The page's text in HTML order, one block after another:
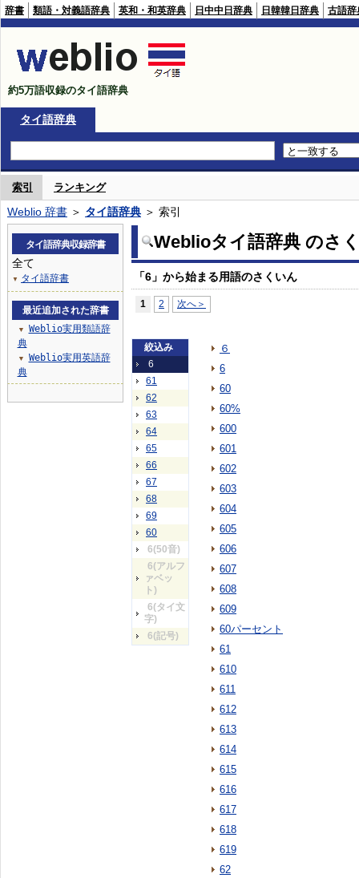
辞書 類語・対義語辞典 英和・和英辞典 日中中日辞典 日韓韓日辞典 古語辞
約5万語収録のタイ語辞典
タイ語辞典
索引 ランキング
Weblio 辞書 ＞ タイ語辞典 ＞ 索引
Weblioタイ語辞典 のさ
「6」から始まる用語のさくいん
1 2 次へ＞
絞込み
6
61
62
63
64
65
66
67
68
69
60
6(50音)
6(アルフ
ァベッ
ト)
6(タイ文
字)
6(記号)
６
6
60
60%
600
601
602
603
604
605
606
607
608
609
60パーセント
61
610
611
612
613
614
615
616
617
618
619
62
タイ語辞典収録辞書
全て
▼ タイ語辞書
最近追加された辞書
▼
Weblio実用類語辞
典
▼
Weblio実用英語辞
典